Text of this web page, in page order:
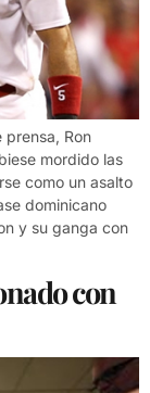
Ron
mordido las
como un asalto
dominicano
y su ganga con
con